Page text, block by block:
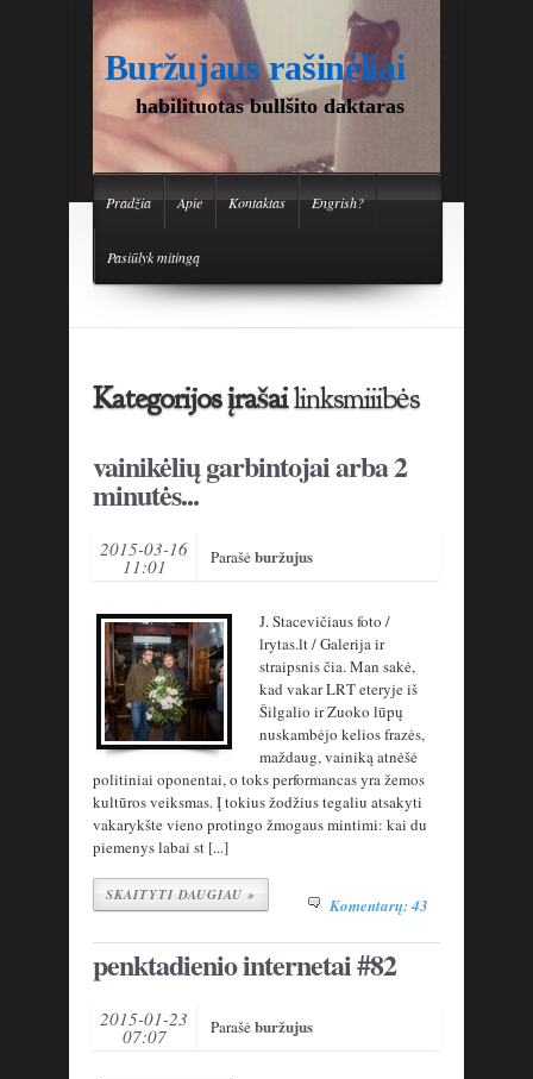
Buržujaus rašinėliai
habilituotas bullšito daktaras
Pradžia Apie Kontaktas Engrish?
Pasiūlyk mitingą
Kategorijos įrašailinksmiiibės
vainikėlių garbintojai arba 2
minutės...
2015-03-16
11:01 Parašėburžujus
J. Stacevičiaus foto /
lrytas.lt / Galerija ir
straipsnis čia. Man sakė,
kad vakar LRT eteryje iš
Šilgalio ir Zuoko lūpų
nuskambėjo kelios frazės,
maždaug, vainiką atnėšė
politiniai oponentai, o toks performancas yra žemos
kultūros veiksmas. Į tokius žodžius tegaliu atsakyti
vakarykšte vieno protingo žmogaus mintimi: kai du
piemenys labai st [...]
SKAITYTI DAUGIAU » Komentarų: 43
penktadienio internetai #82
2015-01-23
07:07 Parašėburžujus